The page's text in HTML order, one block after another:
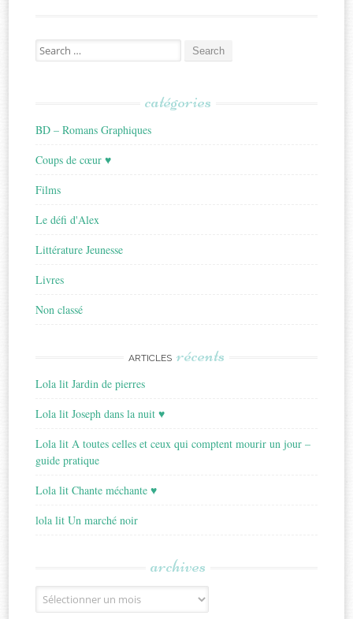
Search
for:
catégories
BD – Romans Graphiques
Coups de cœur ♥
Films
Le défi d'Alex
Littérature Jeunesse
Livres
Non classé
ARTICLES récents
Lola lit Jardin de pierres
Lola lit Joseph dans la nuit ♥
Lola lit A toutes celles et ceux qui comptent mourir un jour –
guide pratique
Lola lit Chante méchante ♥
lola lit Un marché noir
archives
Archives